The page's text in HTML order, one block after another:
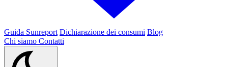
Guida Sunreport Dichiarazione dei consumi Blog
Chi siamo Contatti